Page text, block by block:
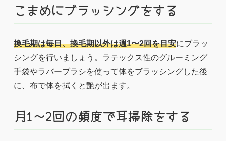
こまめにブラッシングをする
換毛期は毎日、換毛期以外は週1〜2回を目安にブラッ
シングを行いましょう。ラテックス性のグルーミング
手袋やラバーブラシを使って体をブラッシングした後
に、布で体を拭くと艶が出ます。
月1〜2回の頻度で耳掃除をする